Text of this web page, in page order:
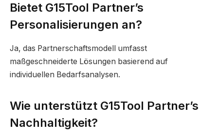
Bietet G15Tool Partner’s
Personalisierungen an?
Ja, das Partnerschaftsmodell umfasst
maßgeschneiderte Lösungen basierend auf
individuellen Bedarfsanalysen.
Wie unterstützt G15Tool Partner’s
Nachhaltigkeit?